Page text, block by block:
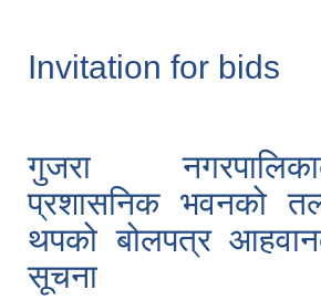
Invitation for bids
गुजरा
प्रशासनिक भवनको
थपको बोलपत्र
सूचना